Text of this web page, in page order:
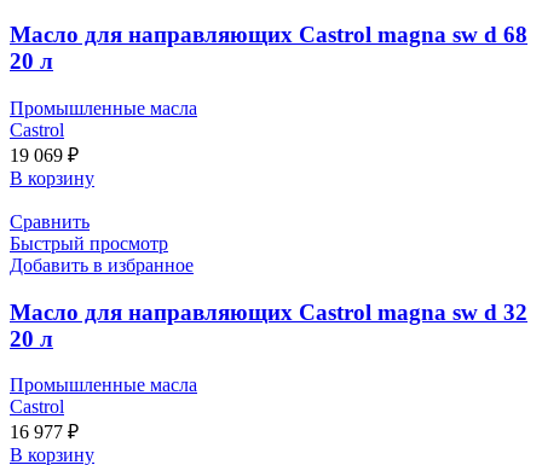
Масло для направляющих Castrol magna sw d 68
20 л
Промышленные масла
Castrol
19 069 ₽
В корзину
Сравнить
Быстрый просмотр
Добавить в избранное
Масло для направляющих Castrol magna sw d 32
20 л
Промышленные масла
Castrol
16 977 ₽
В корзину